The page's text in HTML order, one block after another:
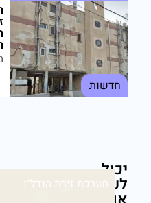
יכול
לענייןמערכת זירת הנדל״ן
חדשות